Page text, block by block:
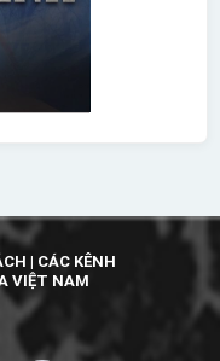
| CÁC KÊNH
VIỆT NAM